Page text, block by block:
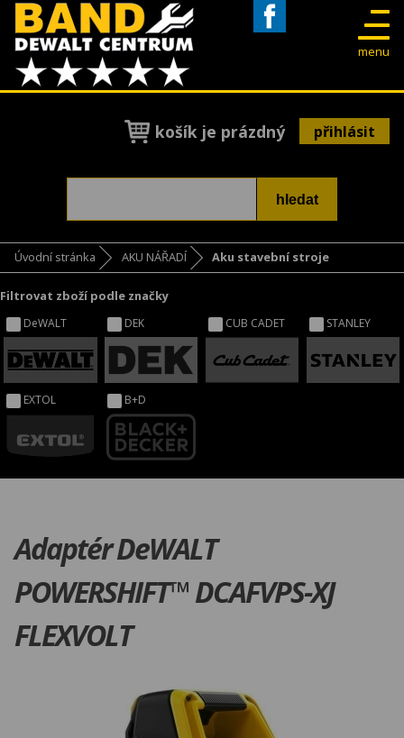
menu
košík je prázdný přihlásit
Úvodní stránka AKU NÁŘADÍ Aku stavební stroje
Filtrovat zboží podle značky
DeWALT DEK CUB CADET STANLEY
EXTOL B+D
Adaptér DeWALT
POWERSHIFT™ DCAFVPS-XJ
FLEXVOLT